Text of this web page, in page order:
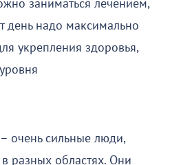
заниматься лечением,
день надо максимально
укрепления здоровья,
очень сильные люди,
разных областях. Они